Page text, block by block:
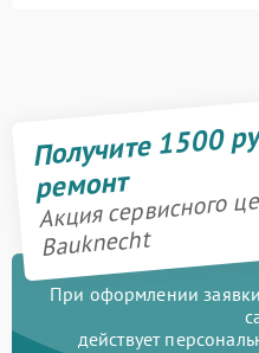
Получите 1500
ремонт
Акция сервисного
Bauknecht
При оформлении
действует